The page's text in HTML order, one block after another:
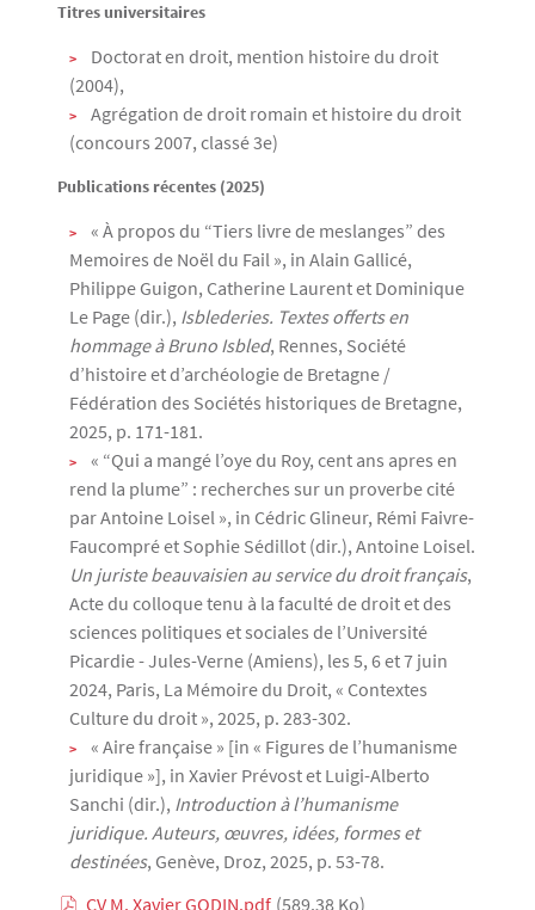
Texte
Titres universitaires
Doctorat en droit, mention histoire du droit
(2004),
Agrégation de droit romain et histoire du droit
(concours 2007, classé 3e)
Publications récentes (2025)
​« À propos du “Tiers livre de meslanges” des
Memoires de Noël du Fail », in Alain Gallicé,
Philippe Guigon, Catherine Laurent et Dominique
Le Page (dir.), Isblederies. Textes offerts en
hommage à Bruno Isbled, Rennes, Société
d’histoire et d’archéologie de Bretagne /
Fédération des Sociétés historiques de Bretagne,
2025, p. 171-181.
​« “Qui a mangé l’oye du Roy, cent ans apres en
rend la plume” : recherches sur un proverbe cité
par Antoine Loisel », in Cédric Glineur, Rémi Faivre-
Faucompré et Sophie Sédillot (dir.), Antoine Loisel.
Un juriste beauvaisien au service du droit français,
Acte du colloque tenu à la faculté de droit et des
sciences politiques et sociales de l’Université
Picardie - Jules-Verne (Amiens), les 5, 6 et 7 juin
2024, Paris, La Mémoire du Droit, « Contextes
Culture du droit », 2025, p. 283-302.
​« Aire française » [in « Figures de l’humanisme
juridique »], in Xavier Prévost et Luigi-Alberto
Sanchi (dir.), Introduction à l’humanisme
juridique. Auteurs, œuvres, idées, formes et
destinées, Genève, Droz, 2025, p. 53-78.
CV M. Xavier GODIN.pdf (589.38 Ko)